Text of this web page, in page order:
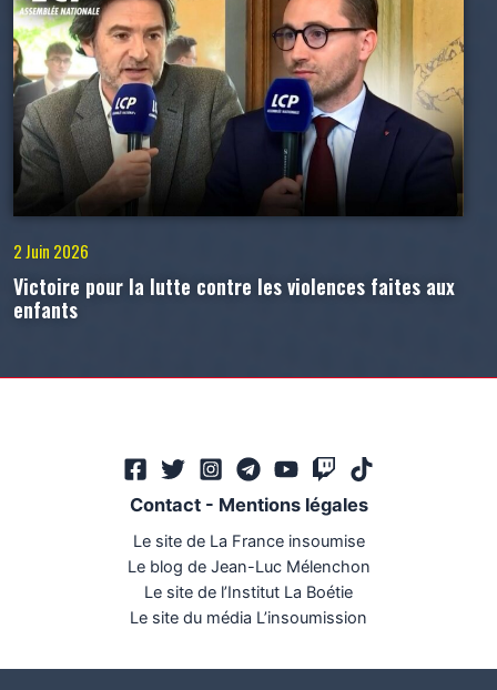
2 Juin 2026
Victoire pour la lutte contre les violences faites aux
enfants
Contact- Mentions légales
Le site de La France insoumise
Le blog de Jean-Luc Mélenchon
Le site de l’Institut La Boétie
Le site du média L’insoumission